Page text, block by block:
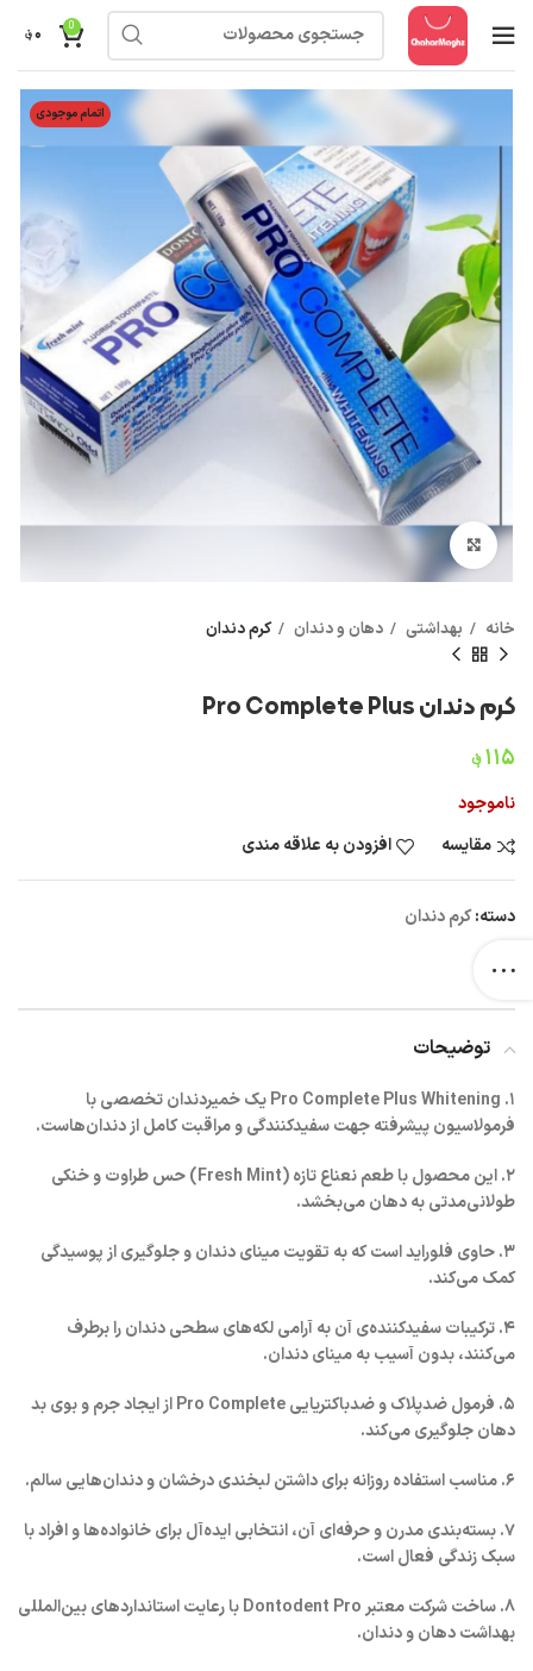
0 ۰؋
اتمام موجودی
خانه بهداشتی دهان و دندان کرم دندان
کرم دندان Pro Complete Plus
۱۱۵؋
ناموجود
مقایسه
افزودن به علاقه مندی
دسته:کرم دندان
توضیحات
۱. Pro Complete Plus Whitening یک خمیردندان تخصصی با
فرمولاسیون پیشرفته جهت سفیدکنندگی و مراقبت کامل از دندان‌هاست.
۲. این محصول با طعم نعناع تازه (Fresh Mint) حس طراوت و خنکی
طولانی‌مدتی به دهان می‌بخشد.
۳. حاوی فلوراید است که به تقویت مینای دندان و جلوگیری از پوسیدگی
کمک می‌کند.
۴. ترکیبات سفیدکننده‌ی آن به آرامی لکه‌های سطحی دندان را برطرف
می‌کنند، بدون آسیب به مینای دندان.
۵. فرمول ضدپلاک و ضدباکتریایی Pro Complete از ایجاد جرم و بوی بد
دهان جلوگیری می‌کند.
۶. مناسب استفاده روزانه برای داشتن لبخندی درخشان و دندان‌هایی سالم.
۷. بسته‌بندی مدرن و حرفه‌ای آن، انتخابی ایده‌آل برای خانواده‌ها و افراد با
سبک زندگی فعال است.
۸. ساخت شرکت معتبر Dontodent Pro با رعایت استانداردهای بین‌المللی
بهداشت دهان و دندان.